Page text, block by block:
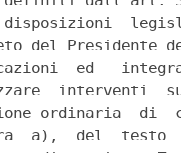
del Presidente
ed
interventi  su
ordinaria
a),  del  testo